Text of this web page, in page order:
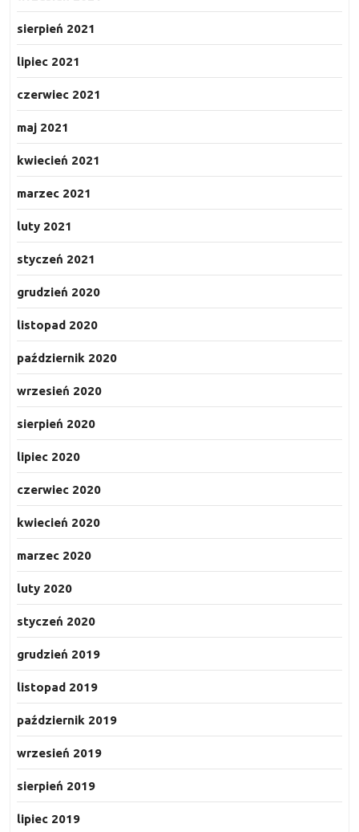
sierpień 2021
lipiec 2021
czerwiec 2021
maj 2021
kwiecień 2021
marzec 2021
luty 2021
styczeń 2021
grudzień 2020
listopad 2020
październik 2020
wrzesień 2020
sierpień 2020
lipiec 2020
czerwiec 2020
kwiecień 2020
marzec 2020
luty 2020
styczeń 2020
grudzień 2019
listopad 2019
październik 2019
wrzesień 2019
sierpień 2019
lipiec 2019